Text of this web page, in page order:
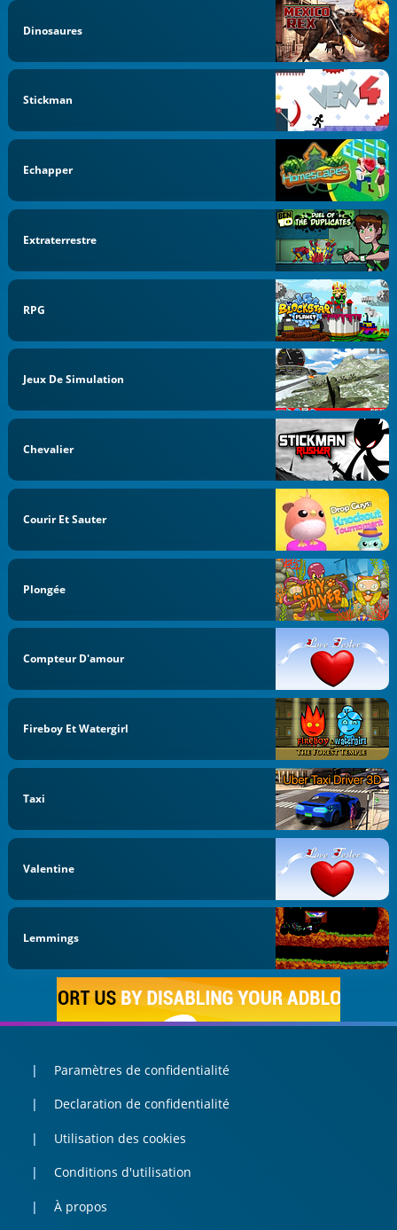
Dinosaures
Stickman
Echapper
Extraterrestre
RPG
Jeux De Simulation
Chevalier
Courir Et Sauter
Plongée
Compteur D'amour
Fireboy Et Watergirl
Taxi
Valentine
Lemmings
Paramètres de confidentialité
Declaration de confidentialité
Utilisation des cookies
Conditions d'utilisation
À propos